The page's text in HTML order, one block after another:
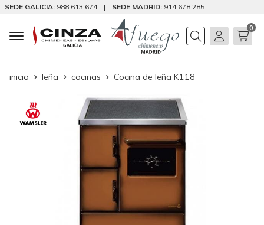
SEDE GALICIA: 988 613 674 | SEDE MADRID: 914 678 285
Buscar
0
inicio leña cocinas Cocina de leña K118